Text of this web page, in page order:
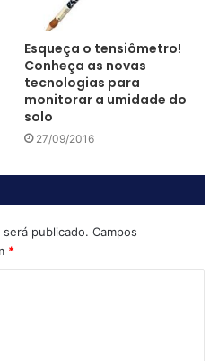
do manejo de irrigaçãona
Chapadão
Esqueça o tensiômetro!
Conheça as novas
tecnologias para
monitorar a umidade do
solo
27/09/2016
publicado. Campos
*